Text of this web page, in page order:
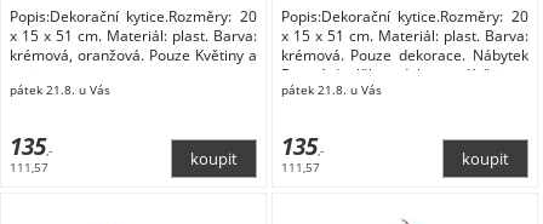
Popis:Dekorační kytice.Rozměry: 20
x 15 x 51 cm. Materiál: plast. Barva:
krémová, oranžová. Pouze Květiny a
stojany
pátek 21.8. u Vás
135,-
111,57
Popis:Dekorační kytice.Rozměry: 20
x 15 x 51 cm. Materiál: plast. Barva:
krémová. Pouze dekorace. Nábytek
Bytové doplňky a dekorace Květiny a
stojany Květiny
pátek 21.8. u Vás
135,-
111,57